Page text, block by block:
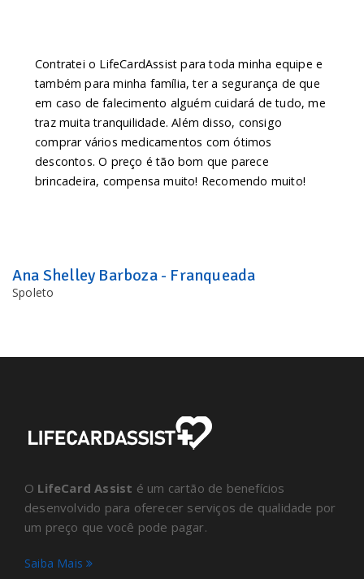
Contratei o LifeCardAssist para toda minha equipe e
também para minha família, ter a segurança de que
em caso de falecimento alguém cuidará de tudo, me
traz muita tranquilidade. Além disso, consigo
comprar vários medicamentos com ótimos
descontos. O preço é tão bom que parece
brincadeira, compensa muito! Recomendo muito!
Ana Shelley Barboza - Franqueada
Spoleto
O LifeCard Assist é um cartão de benefícios
desenvolvido para oferecer serviços de qualidade por
um preço que você pode pagar.
Saiba Mais